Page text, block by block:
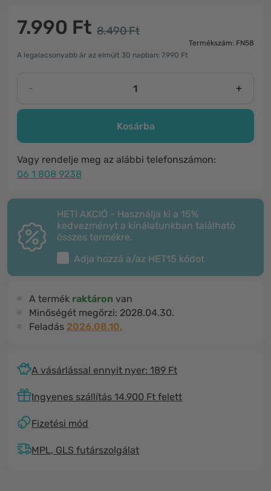
7.990 Ft 8.490 Ft
Termékszám: FN58
A legalacsonyabb ár az elmúlt 30 napban: 7.990 Ft
- +
Kosárba
Vagy rendelje meg az alábbi telefonszámon:
06 1 808 9238
HETI AKCIÓ - Használja ki a 15%
kedvezményt a kínálatunkban található
összes termékre.
Adja hozzá a/az HET15 kódot
A termék raktáron van
Minőségét megőrzi: 2028.04.30.
Feladás 2026.08.10.
A vásárlással ennyit nyer: 189 Ft
Ingyenes szállítás 14.900 Ft felett
Fizetési mód
MPL, GLS futárszolgálat